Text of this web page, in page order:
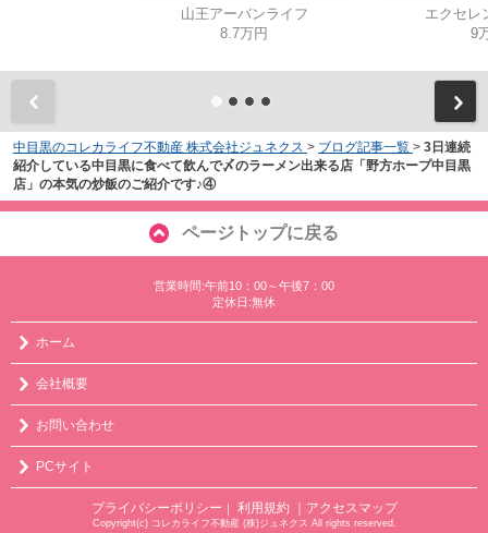
山王アーバンライフ
8.7万円
エクセレ
9
中目黒のコレカライフ不動産 株式会社ジュネクス > ブログ記事一覧 > 3日連続
紹介している中目黒に食べて飲んで〆のラーメン出来る店「野方ホープ中目黒
店」の本気の炒飯のご紹介です♪④
ページトップに戻る
営業時間:午前10：00～午後7：00
定休日:無休
ホーム
会社概要
お問い合わせ
PCサイト
プライバシーポリシー ｜ 利用規約 ｜アクセスマップ
Copyright(c) コレカライフ不動産 (株)ジュネクス All rights reserved.